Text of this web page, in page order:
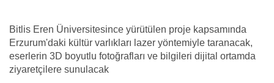
Bitlis Eren Üniversitesince yürütülen proje kapsamında
Erzurum'daki kültür varlıkları lazer yöntemiyle taranacak,
eserlerin 3D boyutlu fotoğrafları ve bilgileri dijital ortamda
ziyaretçilere sunulacak